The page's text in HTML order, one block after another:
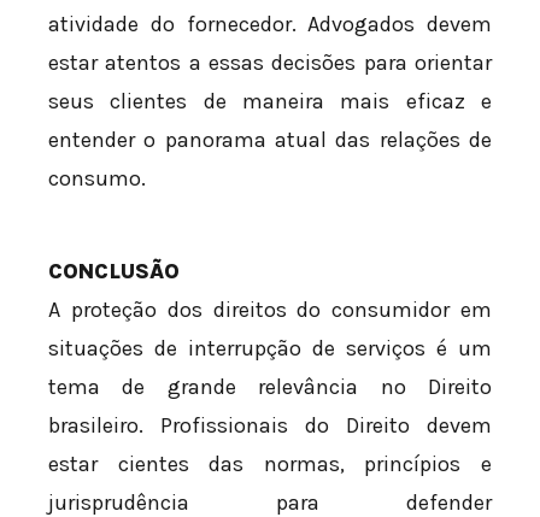
atividade do fornecedor. Advogados devem
estar atentos a essas decisões para orientar
seus clientes de maneira mais eficaz e
entender o panorama atual das relações de
consumo.
CONCLUSÃO
A proteção dos direitos do consumidor em
situações de interrupção de serviços é um
tema de grande relevância no Direito
brasileiro. Profissionais do Direito devem
estar cientes das normas, princípios e
jurisprudência para defender